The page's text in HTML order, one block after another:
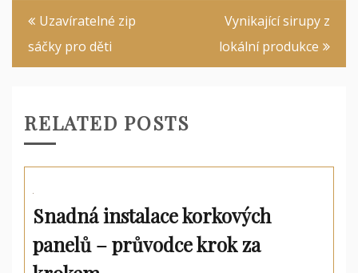
Navigace
pro
příspěvek
Uzavíratelné zip
sáčky pro děti
Vynikající sirupy z
lokální produkce
RELATED POSTS
Snadná instalace korkových
panelů – průvodce krok za